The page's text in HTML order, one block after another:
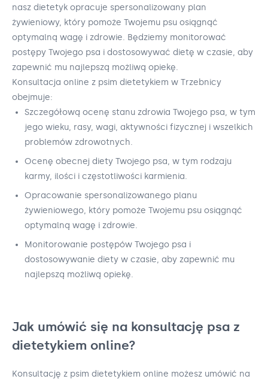
nasz dietetyk opracuje spersonalizowany plan
żywieniowy, który pomoże Twojemu psu osiągnąć
optymalną wagę i zdrowie. Będziemy monitorować
postępy Twojego psa i dostosowywać dietę w czasie, aby
zapewnić mu najlepszą możliwą opiekę.
Konsultacja online z psim dietetykiem w Trzebnicy
obejmuje:
Szczegółową ocenę stanu zdrowia Twojego psa, w tym
jego wieku, rasy, wagi, aktywności fizycznej i wszelkich
problemów zdrowotnych.
Ocenę obecnej diety Twojego psa, w tym rodzaju
karmy, ilości i częstotliwości karmienia.
Opracowanie spersonalizowanego planu
żywieniowego, który pomoże Twojemu psu osiągnąć
optymalną wagę i zdrowie.
Monitorowanie postępów Twojego psa i
dostosowywanie diety w czasie, aby zapewnić mu
najlepszą możliwą opiekę.
Jak umówić się na konsultację psa z
dietetykiem online?
Konsultację z psim dietetykiem online możesz umówić na